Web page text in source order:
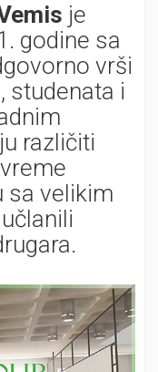
je
godine sa
vrši
studenata i
različiti
sa velikim